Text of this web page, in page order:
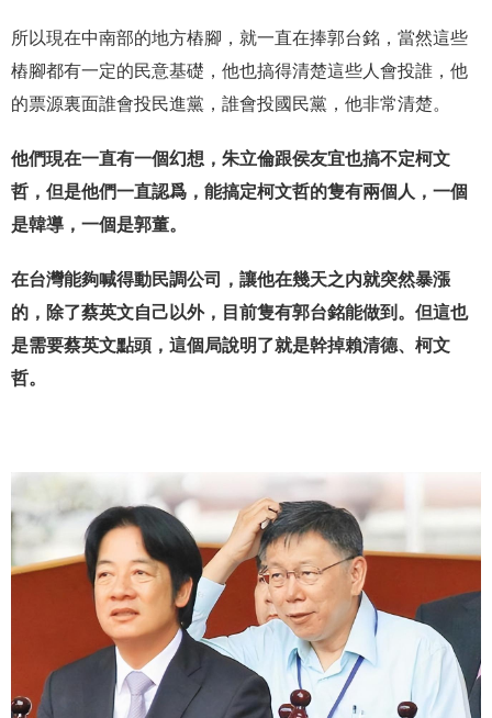
所以現在中南部的地方樁腳，就一直在捧郭台銘，當然這些
樁腳都有一定的民意基礎，他也搞得清楚這些人會投誰，他
的票源裏面誰會投民進黨，誰會投國民黨，他非常清楚。
他們現在一直有一個幻想，朱立倫跟侯友宜也搞不定柯文
哲，但是他們一直認爲，能搞定柯文哲的隻有兩個人，一個
是韓導，一個是郭董。
在台灣能夠喊得動民調公司，讓他在幾天之内就突然暴漲
的，除了蔡英文自己以外，目前隻有郭台銘能做到。但這也
是需要蔡英文點頭，這個局說明了就是幹掉賴清德、柯文
哲。